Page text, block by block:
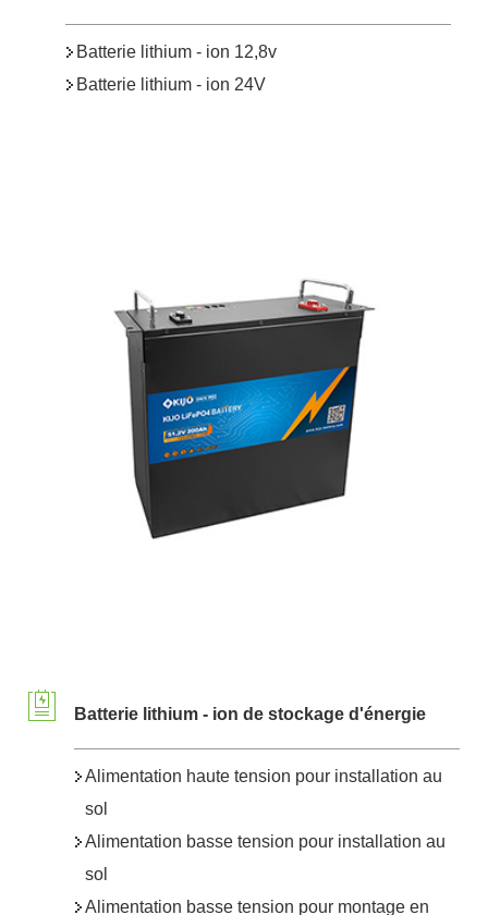
Batterie lithium - ion 12,8v
Batterie lithium - ion 24V
Batterie lithium - ion de stockage d'énergie
Alimentation haute tension pour installation au
sol
Alimentation basse tension pour installation au
sol
Alimentation basse tension pour montage en